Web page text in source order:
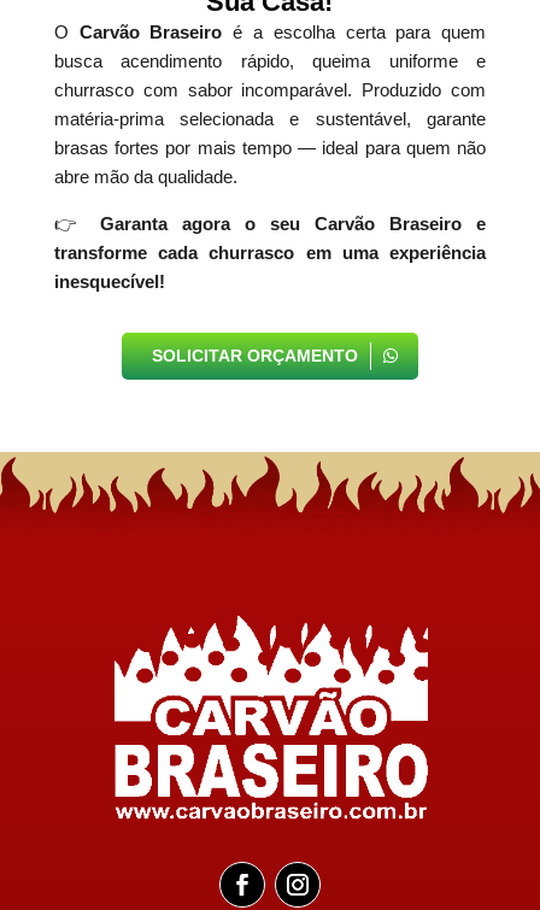
O Carvão Braseiro é a escolha certa para quem
busca acendimento rápido, queima uniforme e
churrasco com sabor incomparável. Produzido com
matéria-prima selecionada e sustentável, garante
brasas fortes por mais tempo — ideal para quem não
abre mão da qualidade.
👉
Garanta agora o seu Carvão Braseiro e
transforme cada churrasco em uma experiência
inesquecível!
SOLICITAR ORÇAMENTO